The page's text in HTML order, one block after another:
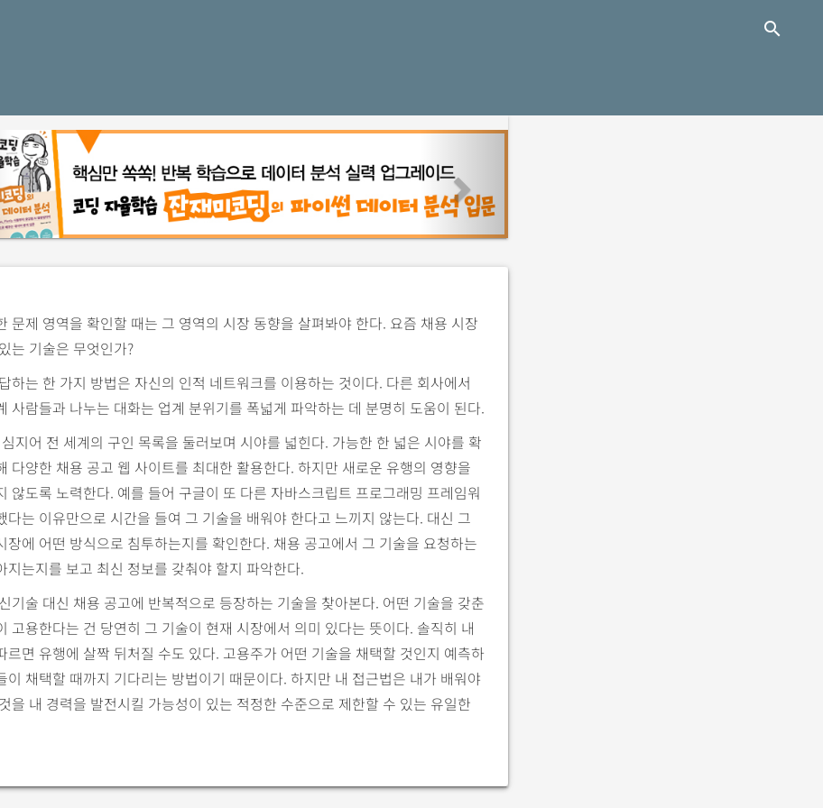
search
x
t
문제 영역을 확인할 때는 그 영역의 시장 동향을 살펴봐야 한다. 요즘 채용 시장
는 기술은 무엇인가?
하는 한 가지 방법은 자신의 인적 네트워크를 이용하는 것이다. 다른 회사에서
사람들과 나누는 대화는 업계 분위기를 폭넓게 파악하는 데 분명히 도움이 된다.
지어 전 세계의 구인 목록을 둘러보며 시야를 넓힌다. 가능한 한 넓은 시야를 확
다양한 채용 공고 웹 사이트를 최대한 활용한다. 하지만 새로운 유행의 영향을
않도록 노력한다. 예를 들어 구글이 또 다른 자바스크립트 프로그래밍 프레임워
다는 이유만으로 시간을 들여 그 기술을 배워야 한다고 느끼지 않는다. 대신 그
장에 어떤 방식으로 침투하는지를 확인한다. 채용 공고에서 그 기술을 요청하는
지는지를 보고 최신 정보를 갖춰야 할지 파악한다.
기술 대신 채용 공고에 반복적으로 등장하는 기술을 찾아본다. 어떤 기술을 갖춘
고용한다는 건 당연히 그 기술이 현재 시장에서 의미 있다는 뜻이다. 솔직히 내
르면 유행에 살짝 뒤처질 수도 있다. 고용주가 어떤 기술을 채택할 것인지 예측하
이 채택할 때까지 기다리는 방법이기 때문이다. 하지만 내 접근법은 내가 배워야
을 내 경력을 발전시킬 가능성이 있는 적정한 수준으로 제한할 수 있는 유일한